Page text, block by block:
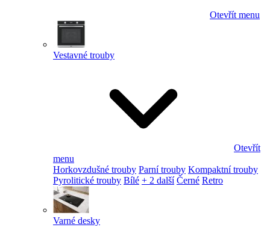
Otevřít menu
Vestavné trouby
Otevřít
menu
Horkovzdušné trouby Parní trouby Kompaktní trouby
Pyrolitické trouby Bílé + 2 další Černé Retro
Varné desky